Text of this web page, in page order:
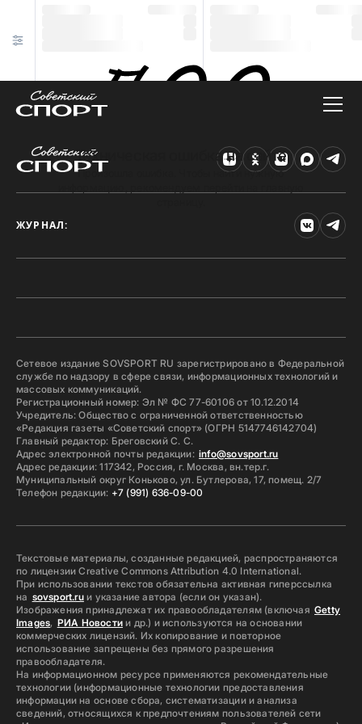
Техническая ошибка на сайте
Произошла ошибка. Чтобы найти нужную
ЖУРНАЛ:
Сетевое издание SOVSPORT RU зарегистрировано в Федеральной
службе по надзору в сфере связи, информационных технологий и
массовых коммуникаций.
Регистрационный номер: Эл № ФС 77-60106 от 10.12.2014
Учредитель: Общество с ограниченной ответственностью
«Редакция газеты «Советский спорт» (ОГРН 5147746142704)
Главный редактор: Бреговский С. С.
Адрес электронной почты редакции: info@sovsport.ru
Адрес редакции: 117342, Россия, г. Москва, вн.тер.г.
Муниципальный округ Коньково, ул. Бутлерова, 17, помещ. 2/7
Телефон редакции: +7 (991) 636-09-00
Текстовые материалы, созданные редакцией, распространяются
по лицензии Creative Commons Attribution 4.0 International.
При использовании текстов обязательна активная гиперссылка
на sovsport.ruи указание автора (если он указан).
Изображения принадлежат их правообладателям (включая Getty
Images, РИА Новостии др.) и используются на основании
коммерческих лицензий. Их копирование и повторное
использование запрещены без прямого разрешения
правообладателя.
На информационном ресурсе применяются рекомендательные
технологии (информационные технологии предоставления
информации на основе сбора, систематизации и анализа
сведений, относящихся к предпочтениям пользователей сети